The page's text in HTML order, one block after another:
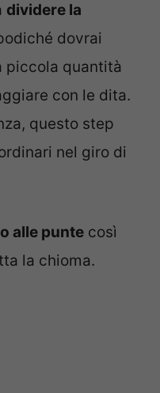
dividere la
dovrai
piccola quantità
con le dita.
questo step
nel giro di
alle punte così
la chioma.